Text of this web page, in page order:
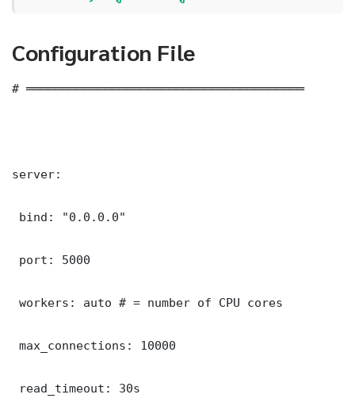
Configuration File
# ═══════════════════════════════════════
server:
bind: "0.0.0.0"
port: 5000
workers: auto # = number of CPU cores
max_connections: 10000
read_timeout: 30s